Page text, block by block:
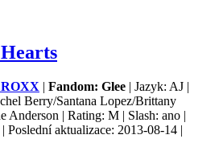
| Fandom: Glee | Jazyk: AJ |
Berry/Santana Lopez/Brittany
Anderson | Rating: M | Slash: ano |
Poslední aktualizace: 2013-08-14 |